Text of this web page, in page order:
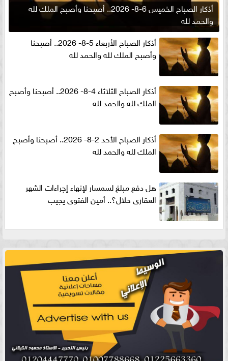
أذكار الصباح الخميس 6-8- 2026.. أصبحنا وأصبح الملك لله
والحمد لله
أذكار الصباح الأربعاء 5-8- 2026.. أصبحنا
وأصبح الملك لله والحمد لله
أذكار الصباح الثلاثاء 4-8- 2026.. أصبحنا وأصبح
الملك لله والحمد لله
أذكار الصباح الأحد 2-8- 2026.. أصبحنا وأصبح
الملك لله والحمد لله
هل دفع مبلغ لسمسار لإنهاء إجراءات الشهر
العقارى حلال؟.. أمين الفتوى يجيب